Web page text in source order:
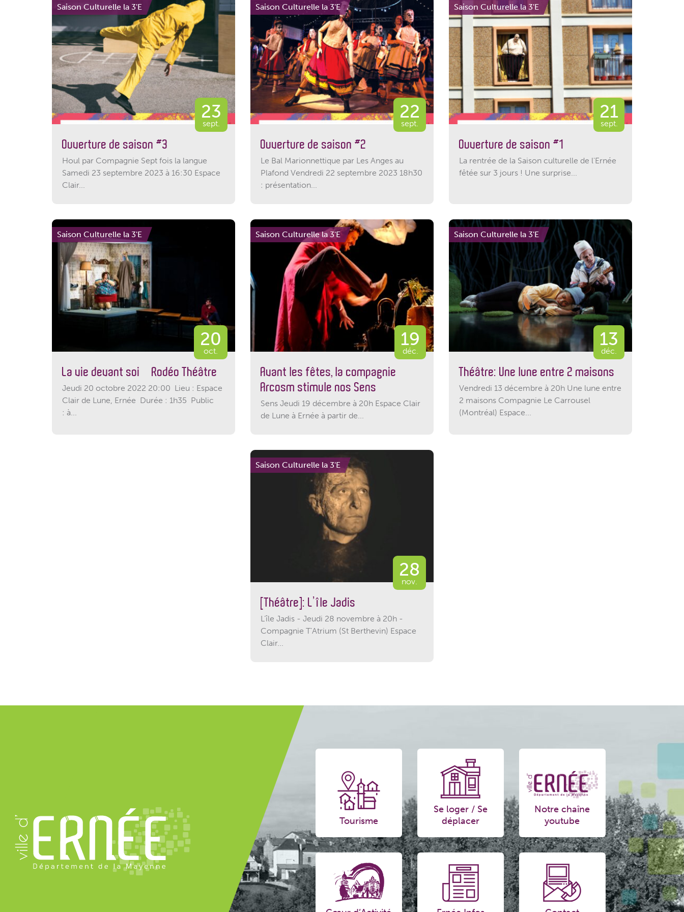
Saison Culturelle la 3'E
23
sept.
Ouverture de saison #3
Houl par Compagnie Sept fois la langue
Samedi 23 septembre 2023 à 16:30 Espace
Clair...
Saison Culturelle la 3'E
22
sept.
Ouverture de saison #2
Le Bal Marionnettique par Les Anges au
Plafond Vendredi 22 septembre 2023 18h30
: présentation...
Saison Culturelle la 3'E
21
sept.
Ouverture de saison #1
La rentrée de la Saison culturelle de l'Ernée
fêtée sur 3 jours ! Une surprise...
Saison Culturelle la 3'E
20
oct.
La vie devant soi – Rodéo Théâtre
Jeudi 20 octobre 2022 20:00 Lieu : Espace
Clair de Lune, Ernée Durée : 1h35 Public
: à...
Saison Culturelle la 3'E
19
déc.
Avant les fêtes, la compagnie
Arcosm stimule nos Sens
Sens Jeudi 19 décembre à 20h Espace Clair
de Lune à Ernée à partir de...
Saison Culturelle la 3'E
13
déc.
Théâtre: Une lune entre 2 maisons
Vendredi 13 décembre à 20h Une lune entre
2 maisons Compagnie Le Carrousel
(Montréal) Espace...
Saison Culturelle la 3'E
28
nov.
[Théâtre]: L’île Jadis –
L’île Jadis - Jeudi 28 novembre à 20h -
Compagnie T’Atrium (St Berthevin) Espace
Clair...
Tourisme
Se loger / Se
déplacer
Notre chaîne
youtube